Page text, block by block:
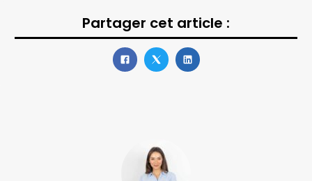
Partager cet article :